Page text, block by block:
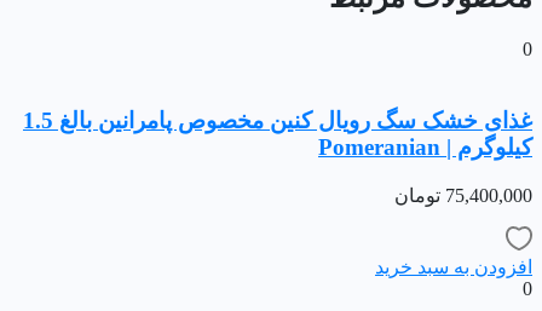
0
غذای خشک سگ رویال کنین مخصوص پامرانین بالغ 1.5
کیلوگرم | Pomeranian
75,400,000 تومان
افزودن به سبد خرید
0